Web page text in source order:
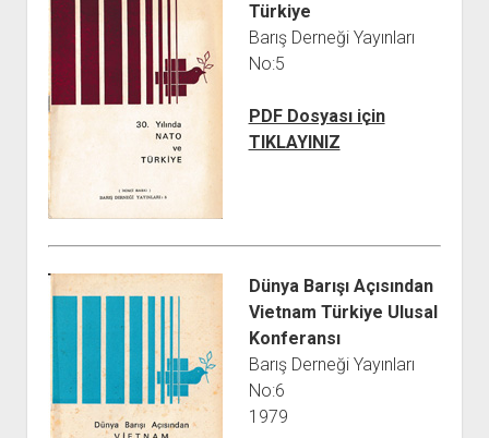
Türkiye
Barış Derneği Yayınları
No:5
PDF Dosyası için
TIKLAYINIZ
Dünya Barışı Açısından
Vietnam Türkiye Ulusal
Konferansı
Barış Derneği Yayınları
No:6
1979